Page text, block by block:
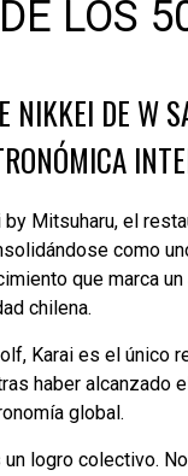
LOS
NIKKEI DE W
by Mitsuharu, el
como
que marca
chilena.
Karai es el único
haber alcanzado
global.
un logro colectivo.